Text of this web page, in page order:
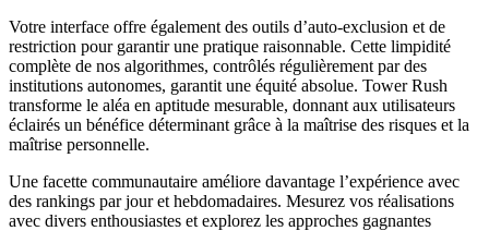
Votre interface offre également des outils d’auto-exclusion et de
restriction pour garantir une pratique raisonnable. Cette limpidité
complète de nos algorithmes, contrôlés régulièrement par des
institutions autonomes, garantit une équité absolue. Tower Rush
transforme le aléa en aptitude mesurable, donnant aux utilisateurs
éclairés un bénéfice déterminant grâce à la maîtrise des risques et la
maîtrise personnelle.
Une facette communautaire améliore davantage l’expérience avec
des rankings par jour et hebdomadaires. Mesurez vos réalisations
avec divers enthousiastes et explorez les approches gagnantes